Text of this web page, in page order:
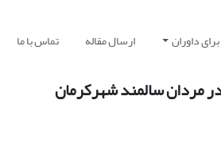
برای داوران ارسال مقاله تماس با ما
مردان سالمند شهرکرمان